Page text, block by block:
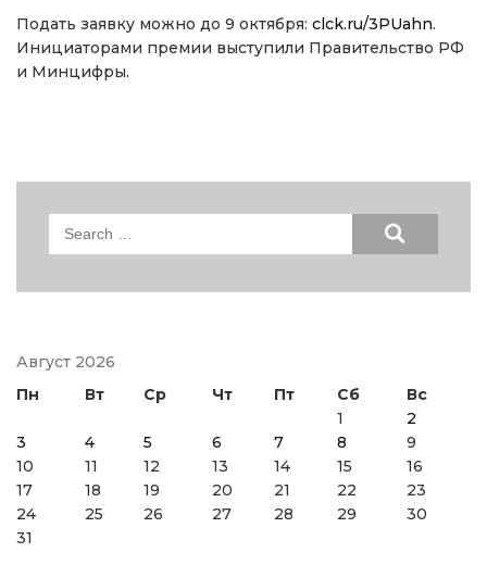
Подать заявку можно до 9 октября: clck.ru/3PUahn.
Инициаторами премии выступили Правительство РФ
и Минцифры.
Search
Август 2026
Пн
Вт Ср Чт Пт Сб
Вс
1
2
3
4 5 6 7 8
9
10
11 12 13 14 15
16
17
18 19 20 21 22
23
24
25 26 27 28 29
30
31